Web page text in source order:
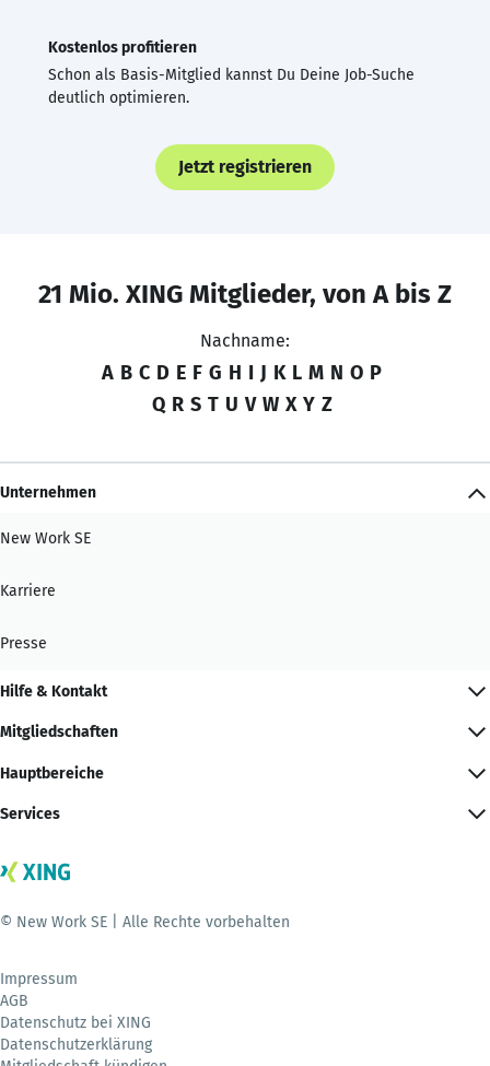
Kostenlos profitieren
Schon als Basis-Mitglied kannst Du Deine Job-Suche
deutlich optimieren.
Jetzt registrieren
21 Mio. XING Mitglieder, von A bis Z
Nachname:
A B C D E F G H I J K L M N O P
Q R S T U V W X Y Z
Unternehmen
New Work SE
Karriere
Presse
Hilfe & Kontakt
Mitgliedschaften
Hauptbereiche
Services
© New Work SE | Alle Rechte vorbehalten
Impressum
AGB
Datenschutz bei XING
Datenschutzerklärung